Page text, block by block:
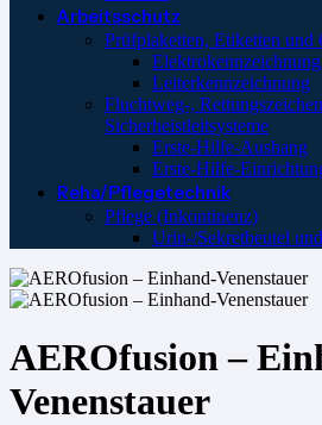
Arbeitsschutz
Prüfplaketten, Etiketten und
Elektrokennzeichnung
Leiterkennzeichnung
Fluchtweg-,
Sicherheistleitsysteme
Erste-Hilfe-Aushang
Erste-Hilfe-
Reha/Pflegetechnik
Pflege (Inkontinenz)
Urin-/Sekretbeutel
AEROfusion –
Venenstauer